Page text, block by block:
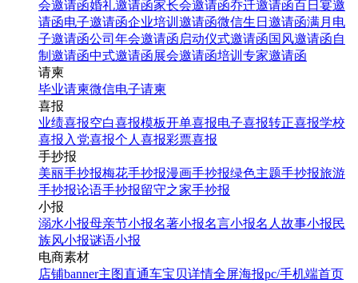
会邀请函婚礼邀请函家长会邀请函乔迁邀请函百日宴邀
请函电子邀请函企业培训邀请函微信生日邀请函满月电
子邀请函公司年会邀请函 启动仪式邀请函国风邀请函自
制邀请函中式邀请函展会邀请函培训专家邀请函
请柬
毕业请柬微信电子请柬
喜报
业绩喜报空白喜报模板开单喜报电子喜报转正喜报学校
喜报 入党喜报个人喜报彩票喜报
手抄报
美丽手抄报梅花手抄报漫画手抄报绿色主题手抄报旅游
手抄报论语手抄报留守之家手抄报
小报
溺水小报母亲节小报名著小报名言小报名人故事小报民
族风小报谜语小报
电商素材
店铺banner主图直通车宝贝详情全屏海报pc/手机端首页